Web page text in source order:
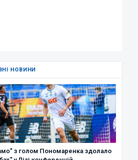
НОВИНИ
з голом Пономаренка здолало